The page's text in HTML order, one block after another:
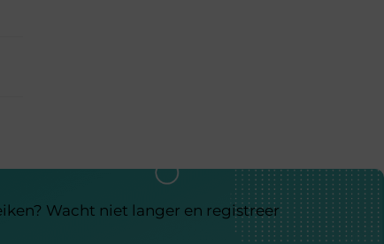
Wacht niet langer en registreer